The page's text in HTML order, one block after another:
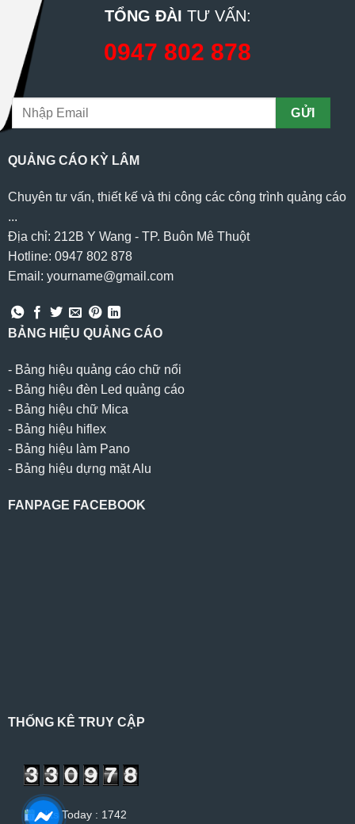
TỔNG ĐÀI TƯ VẤN:
0947 802 878
QUẢNG CÁO KỲ LÂM
Chuyên tư vấn, thiết kế và thi công các công trình quảng cáo
...
Địa chỉ: 212B Y Wang - TP. Buôn Mê Thuột
Hotline: 0947 802 878
Email: yourname@gmail.com
BẢNG HIỆU QUẢNG CÁO
- Bảng hiệu quảng cáo chữ nổi
- Bảng hiệu đèn Led quảng cáo
- Bảng hiệu chữ Mica
- Bảng hiệu hiflex
- Bảng hiệu làm Pano
- Bảng hiệu dựng mặt Alu
FANPAGE FACEBOOK
THỐNG KÊ TRUY CẬP
Hits Today : 1742